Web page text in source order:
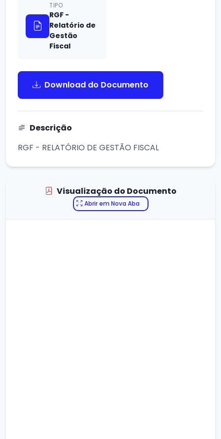
TIPO
RGF -
Relatório de
Gestão
Fiscal
Download do Documento
Descrição
RGF - RELATÓRIO DE GESTÃO FISCAL
Visualização do Documento
Abrir em Nova Aba